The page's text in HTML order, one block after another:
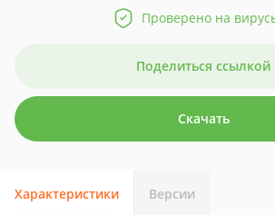
Проверено на
Поделиться ссылкой
Скачать
Характеристики Версии